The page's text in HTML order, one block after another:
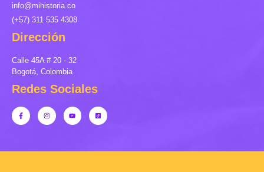
info@mihistoria.co
(+57) 311 535 4308
Dirección
Calle 45A # 20 - 32
Bogotá, Colombia
Redes Sociales